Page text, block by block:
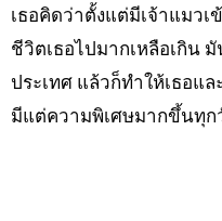
เธอคิดว่าตั้งแต่มีเจ้าแมว
ชีวิตเธอไปมากเหลือเกิน
ประเทศ แล้วก็ทำให้เธอแ
มีแต่ความพิเศษมากขึ้นทุ